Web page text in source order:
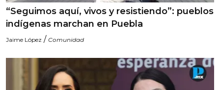
“Seguimos aquí, vivos y resistiendo”: pueblos
indígenas marchan en Puebla
Jaime López / Comunidad